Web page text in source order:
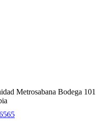
Metrosabana Bodega 101